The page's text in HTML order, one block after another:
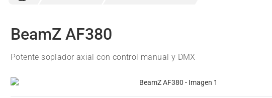
BeamZ AF380
Potente soplador axial con control manual y DMX